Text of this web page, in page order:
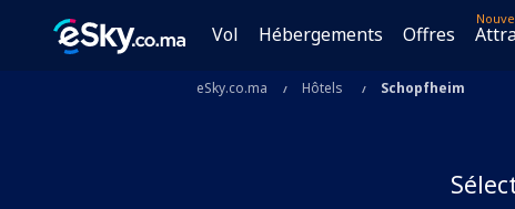
Vol Hébergements Offres
eSky.co.ma Hôtels Schopfheim